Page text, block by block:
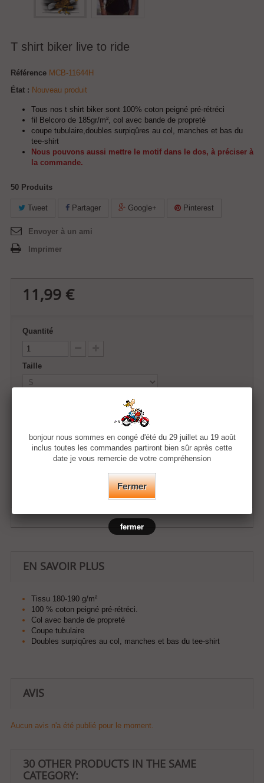
T shirt biker live to ride
Référence MCB-11644H
État : Nouveau produit
Tous nos t shirt biker sont 100% coton peigné pré-rétréci
fil Belcoro de 185gr/m², col avec bande de propreté
coupe tubulaire,doubles surpiqûres au col, manches et bas du
tee-shirt
Nous pouvons aussi mettre le motif dans le dos, à préciser à
la commande.
50 Produits
Tweet Partager Google+ Pinterest
Envoyer à un ami
Imprimer
11,99 €
Quantité
Taille
Ajouter au panier
Ajouter à ma liste d'envies
EN SAVOIR PLUS
Tissu 180-190 g/m²
100 % coton peigné pré-rétréci.
Col avec bande de propreté
Coupe tubulaire
Doubles surpiqûres au col, manches et bas du tee-shirt
AVIS
Aucun avis n'a été publié pour le moment.
30 OTHER PRODUCTS IN THE SAME
CATEGORY:
bonjour nous sommes en congé d'été du 29 juillet au 19 août
inclus toutes les commandes partiront bien sûr après cette
date je vous remercie de votre compréhension
Fermer
fermer